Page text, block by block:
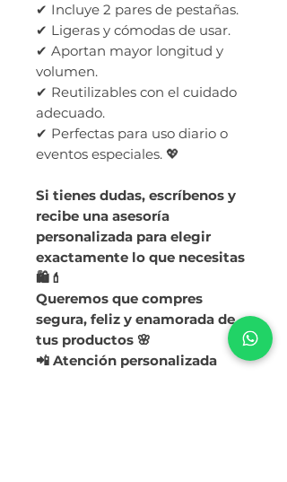
✔ Incluye 2 pares de pestañas.
✔ Ligeras y cómodas de usar.
✔ Aportan mayor longitud y
volumen.
✔ Reutilizables con el cuidado
adecuado.
✔ Perfectas para uso diario o
eventos especiales. 💖
Si tienes dudas, escríbenos y
recibe una asesoría
personalizada para elegir
exactamente lo que necesitas
🛍️💄
Queremos que compres
segura, feliz y enamorada de
tus productos 🌸
📲 Atención personalizada